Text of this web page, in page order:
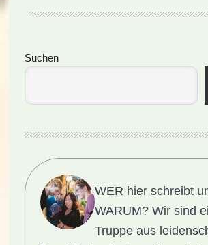
Seitenspalte
Suchen
WER hier schreibt
WARUM? Wir sind
Truppe aus